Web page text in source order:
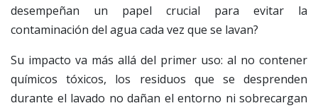
desempeñan un papel crucial para evitar la
contaminación del agua cada vez que se lavan?
Su impacto va más allá del primer uso: al no contener
químicos tóxicos, los residuos que se desprenden
durante el lavado no dañan el entorno ni sobrecargan